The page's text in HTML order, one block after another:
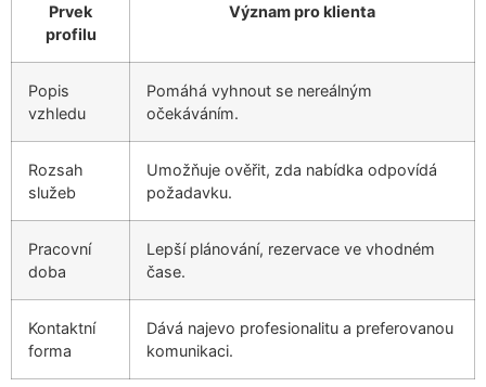
Prvek
profilu
Význam pro klienta
Popis
vzhledu
Pomáhá vyhnout se nereálným
očekáváním.
Rozsah
služeb
Umožňuje ověřit, zda nabídka odpovídá
požadavku.
Pracovní
doba
Lepší plánování, rezervace ve vhodném
čase.
Kontaktní
forma
Dává najevo profesionalitu a preferovanou
komunikaci.